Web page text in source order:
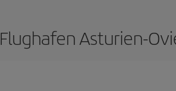
Flughafen Asturien-